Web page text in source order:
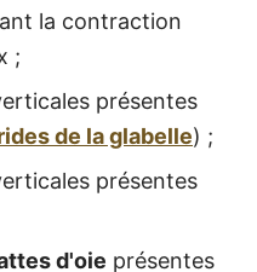
la contraction
;
présentes
de la glabelle) ;
présentes
d'oie présentes